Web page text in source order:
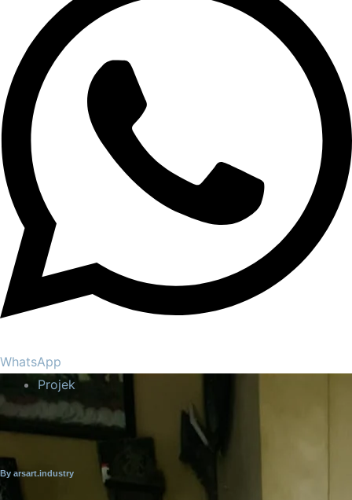
WhatsApp
Projek
By arsart.industry